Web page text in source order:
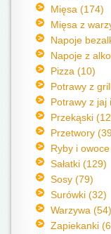
Mięsa (174)
Mięsa z
Napoje
Napoje z
Pizza (10)
Potrawy z
Potrawy z jaj
Przekąski
Przetwory
Ryby i
Sałatki (129)
Sosy (79)
Surówki (32)
Warzywa (54)
Zapiekanki